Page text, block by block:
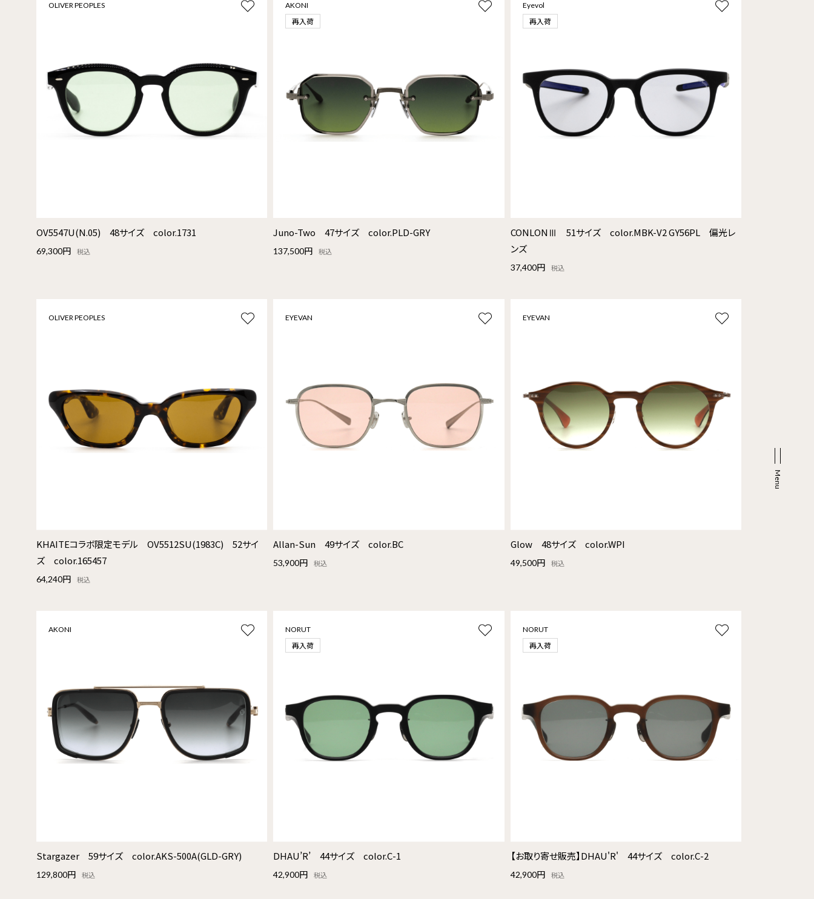
OLIVER PEOPLES
OV5547U(N.05) 48サイズ color.1731
69,300円 税込
AKONI
再入荷
Juno-Two 47サイズ color.PLD-GRY
137,500円 税込
Eyevol
再入荷
CONLONⅢ 51サイズ color.MBK-V2 GY56PL 偏光レ
ンズ
37,400円 税込
OLIVER PEOPLES
KHAITEコラボ限定モデル OV5512SU(1983C) 52サイ
ズ color.165457
64,240円 税込
EYEVAN
Allan-Sun 49サイズ color.BC
53,900円 税込
EYEVAN
Glow 48サイズ color.WPI
49,500円 税込
AKONI
Stargazer 59サイズ color.AKS-500A(GLD-GRY)
129,800円 税込
NORUT
再入荷
DHAU’R’ 44サイズ color.C-1
42,900円 税込
NORUT
再入荷
【お取り寄せ販売】DHAU'R' 44サイズ color.C-2
42,900円 税込